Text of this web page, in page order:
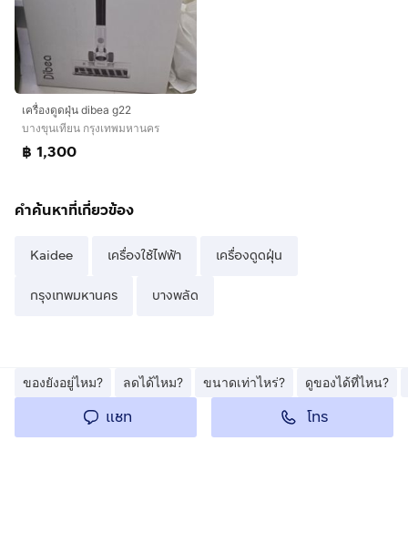
เครื่องดูดฝุ่น dibea g22
บางขุนเทียน กรุงเทพมหานคร
฿ 1,300
คำค้นหาที่เกี่ยวข้อง
Kaidee เครื่องใช้ไฟฟ้า เครื่องดูดฝุ่น
กรุงเทพมหานคร บางพลัด
ของยังอยู่ไหม? ลดได้ไหม? ขนาดเท่าไหร่? ดูของได้ที่ไหน?
แชท โทร